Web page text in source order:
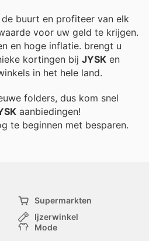
buurt en profiteer van elk
voor uw geld te krijgen.
en hoge inflatie. brengt u
kortingen bij JYSK en
in het hele land.
folders, dus kom snel
aanbiedingen!
te beginnen met besparen.
Supermarkten
Ijzerwinkel
Mode